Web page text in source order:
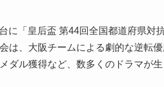
に「皇后盃 第44回全国都道府県対
は、大阪チームによる劇的な逆転
ダル獲得など、数多くのドラマが